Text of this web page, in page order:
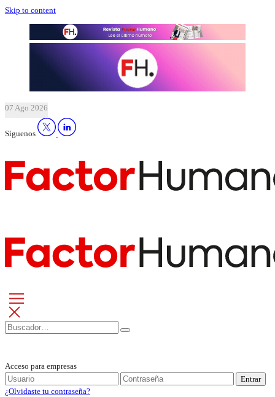
Skip to content
07 Ago 2026
Síguenos
Acceso para empresas
Entrar
¿Olvidaste tu contraseña?